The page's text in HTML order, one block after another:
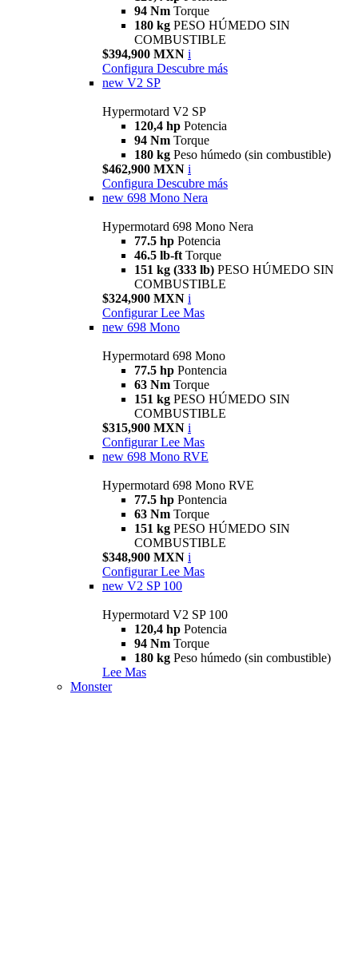
94 Nm Torque
180 kg PESO HÚMEDO SIN
COMBUSTIBLE
$394,900 MXN i
Configura Descubre más
new V2 SP
Hypermotard V2 SP
120,4 hp Potencia
94 Nm Torque
180 kg Peso húmedo (sin combustible)
$462,900 MXN i
Configura Descubre más
new 698 Mono Nera
Hypermotard 698 Mono Nera
77.5 hp Potencia
46.5 lb-ft Torque
151 kg (333 lb) PESO HÚMEDO SIN
COMBUSTIBLE
$324,900 MXN i
Configurar Lee Mas
new 698 Mono
Hypermotard 698 Mono
77.5 hp Pontencia
63 Nm Torque
151 kg PESO HÚMEDO SIN
COMBUSTIBLE
$315,900 MXN i
Configurar Lee Mas
new 698 Mono RVE
Hypermotard 698 Mono RVE
77.5 hp Pontencia
63 Nm Torque
151 kg PESO HÚMEDO SIN
COMBUSTIBLE
$348,900 MXN i
Configurar Lee Mas
new V2 SP 100
Hypermotard V2 SP 100
120,4 hp Potencia
94 Nm Torque
180 kg Peso húmedo (sin combustible)
Lee Mas
Monster